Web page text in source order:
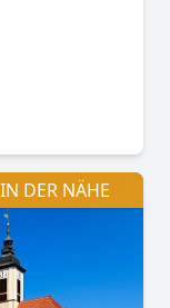
IN DER NÄHE